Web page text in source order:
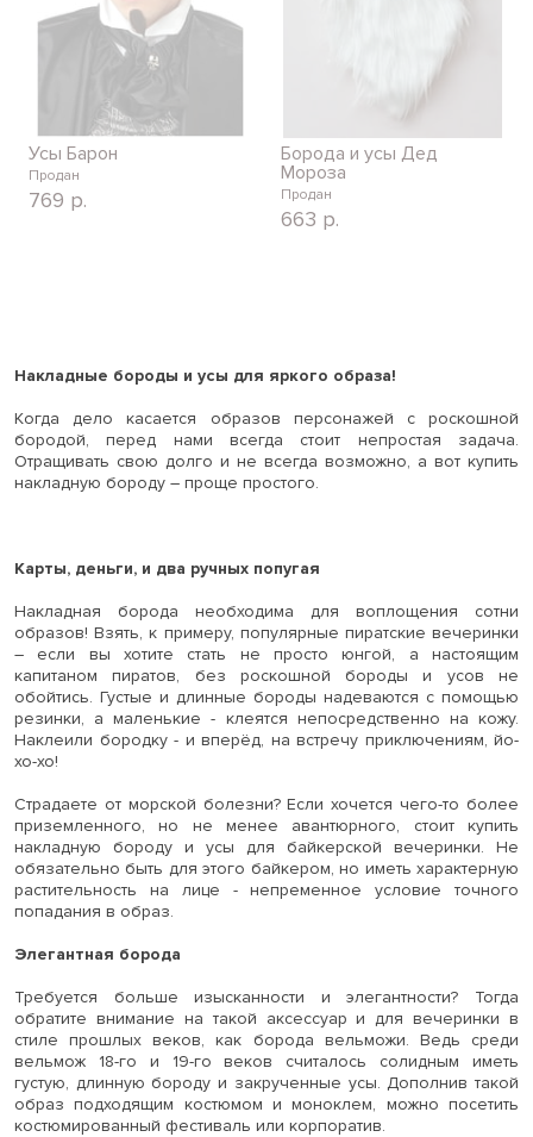
Усы Барон
Продан
769 р.
Борода и усы Дед
Мороза
Продан
663 р.
Накладные бороды и усы для яркого образа!
Когда дело касается образов персонажей с роскошной
бородой, перед нами всегда стоит непростая задача.
Отращивать свою долго и не всегда возможно, а вот купить
накладную бороду – проще простого.
Карты, деньги, и два ручных попугая
Накладная борода необходима для воплощения сотни
образов! Взять, к примеру, популярные пиратские вечеринки
– если вы хотите стать не просто юнгой, а настоящим
капитаном пиратов, без роскошной бороды и усов не
обойтись. Густые и длинные бороды надеваются с помощью
резинки, а маленькие - клеятся непосредственно на кожу.
Наклеили бородку - и вперёд, на встречу приключениям, йо-
хо-хо!
Страдаете от морской болезни? Если хочется чего-то более
приземленного, но не менее авантюрного, стоит купить
накладную бороду и усы для байкерской вечеринки. Не
обязательно быть для этого байкером, но иметь характерную
растительность на лице - непременное условие точного
попадания в образ.
Элегантная борода
Требуется больше изысканности и элегантности? Тогда
обратите внимание на такой аксессуар и для вечеринки в
стиле прошлых веков, как борода вельможи. Ведь среди
вельмож 18-го и 19-го веков считалось солидным иметь
густую, длинную бороду и закрученные усы. Дополнив такой
образ подходящим костюмом и моноклем, можно посетить
костюмированный фестиваль или корпоратив.